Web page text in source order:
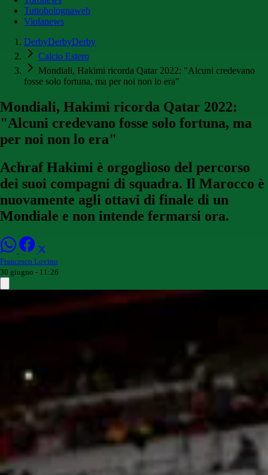
Tuttobolognaweb
Violanews
DerbyDerbyDerby
Calcio Estero
Mondiali, Hakimi ricorda Qatar 2022: "Alcuni credevano
fosse solo fortuna, ma per noi non lo era"
Mondiali, Hakimi ricorda Qatar 2022:
"Alcuni credevano fosse solo fortuna, ma
per noi non lo era"
Achraf Hakimi è orgoglioso del percorso
dei suoi compagni di squadra. Il Marocco è
nuovamente agli ottavi di finale di un
Mondiale e non intende fermarsi ora.
Francesco Lovino
30 giugno - 11:26